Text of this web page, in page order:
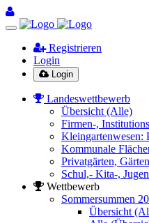
Registrieren
Login
Login
Landeswettbewerb
Übersicht (Alle)
Firmen-,
Kleingartenwesen:
Kommunale
Privatgärten,
Schul,- Kita-,
Wettbewerb
Sommersummen
Übersicht